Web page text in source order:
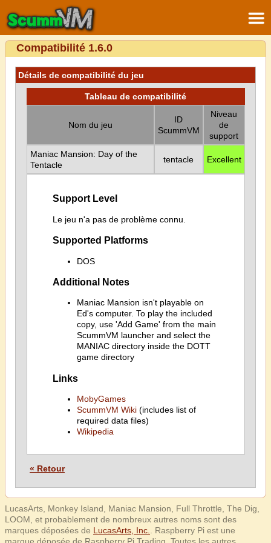
Compatibilité 1.6.0
Détails de compatibilité du jeu
Tableau de compatibilité
Nom du jeu
ID
ScummVM
Niveau
de
support
Maniac Mansion: Day of the
Tentacle
tentacle Excellent
Support Level
Le jeu n'a pas de problème connu.
Supported Platforms
DOS
Additional Notes
Maniac Mansion isn't playable on
Ed's computer. To play the included
copy, use 'Add Game' from the main
ScummVM launcher and select the
MANIAC directory inside the DOTT
game directory
Links
MobyGames
ScummVM Wiki(includes list of
required data files)
Wikipedia
« Retour
LucasArts, Monkey Island, Maniac Mansion, Full Throttle, The Dig,
LOOM, et probablement de nombreux autres noms sont des
marques déposées de LucasArts, Inc.
. Raspberry Pi est une